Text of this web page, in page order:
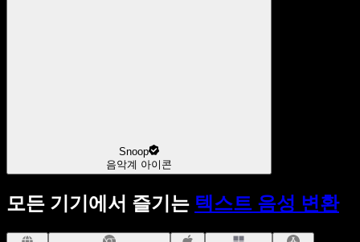
Snoop
음악계 아이콘
모든 기기에서 즐기는 텍스트 음성 변환